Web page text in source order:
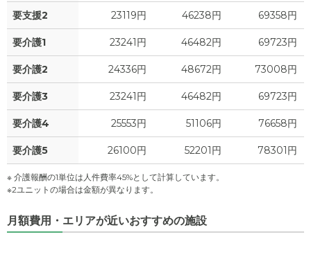
要支援2 23119円 46238円 69358円
要介護1 23241円 46482円 69723円
要介護2 24336円 48672円 73008円
要介護3 23241円 46482円 69723円
要介護4 25553円 51106円 76658円
要介護5 26100円 52201円 78301円
※ 介護報酬の1単位は人件費率45%として計算しています。
※2ユニットの場合は金額が異なります。
月額費用・エリアが近いおすすめの施設